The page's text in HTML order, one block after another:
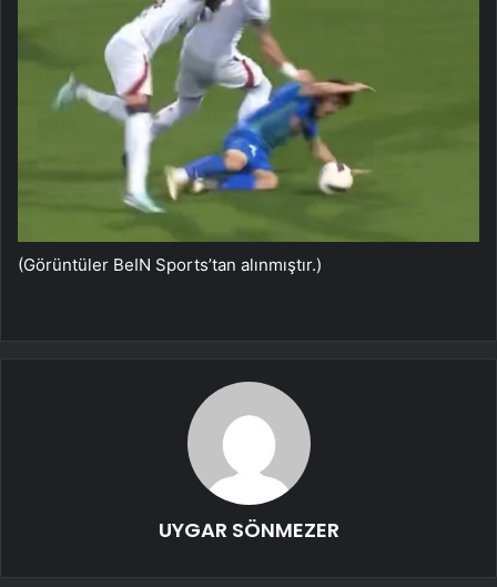
(Görüntüler BeIN Sports’tan alınmıştır.)
UYGAR SÖNMEZER